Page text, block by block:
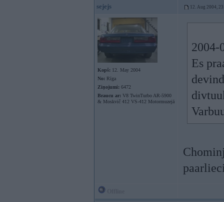
sejejs 12. Aug 2004,
Kopš: 12. May 2004
No: Rīga
Ziņojumi: 6472
Braucu ar: V8 TwinTurbo AR-5900
& Moskvič 412 VS-412 Motormuzejā
2004-
Es